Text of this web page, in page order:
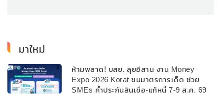
มาใหม่
ห้ามพลาด! บสย. ลุยอีสาน งาน Money
Expo 2026 Korat ขนมาตรการเด็ด ช่วย
SMEs ค้ำประกันสินเชื่อ-แก้หนี้ 7-9 ส.ค. 69